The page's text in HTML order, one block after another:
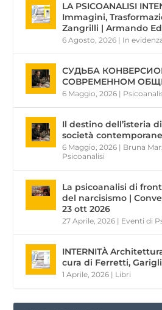
LA PSICOANALISI
Immagini,
Zangrilli | Armando
6 Agosto, 2026 | In
СУДЬБА
СОВРЕМЕННОМ
6 Maggio, 2026 |
Il destino dell’isteria
società
6 Maggio, 2026 | Bruna
Psicoanalisi
La psicoanalisi di
del narcisismo |
23 ott 2026
27 Aprile, 2026 | Eventi di
INTERNITÀ
cura di Ferretti,
1 Aprile, 2026 | Libri